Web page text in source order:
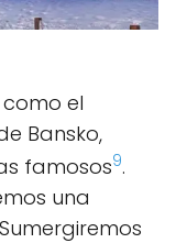
como el
Bansko,
famosos9.
una